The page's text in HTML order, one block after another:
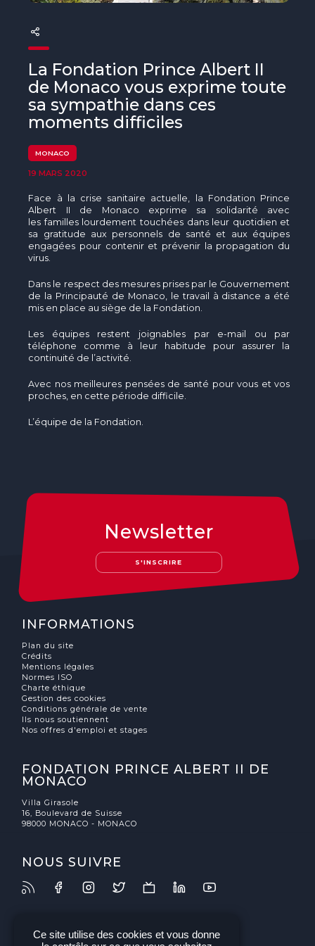
Beyond Plastic Med : BeMed
OACIS
Initiative Homme - Faune sauvage
The Green Shift Initiative
La Fondation Prince Albert II
de Monaco vous exprime toute
sa sympathie dans ces
moments difficiles
MONACO
19 MARS 2020
Face à la crise sanitaire actuelle, la Fondation Prince
Albert II de Monaco exprime sa solidarité avec
les familles lourdement touchées dans leur quotidien et
sa gratitude aux personnels de santé et aux équipes
engagées pour contenir et prévenir la propagation du
virus.
Dans le respect des mesures prises par le Gouvernement
de la Principauté de Monaco, le travail à distance a été
mis en place au siège de la Fondation.
Les équipes restent joignables par e-mail ou par
téléphone comme à leur habitude pour assurer la
continuité de l’activité.
Avec nos meilleures pensées de santé pour vous et vos
proches, en cette période difficile.
L’équipe de la Fondation.
Newsletter
S'INSCRIRE
INFORMATIONS
Plan du site
Crédits
Mentions légales
Normes ISO
Charte éthique
Gestion des cookies
Conditions générale de vente
Ils nous soutiennent
Nos offres d'emploi et stages
FONDATION PRINCE ALBERT II DE
MONACO
Villa Girasole
16, Boulevard de Suisse
98000 MONACO - MONACO
NOUS SUIVRE
Ce site utilise des cookies et vous donne